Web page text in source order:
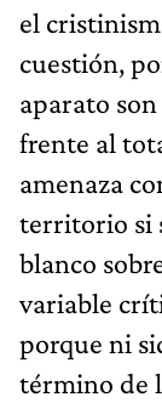
el
cuestión,
aparato
frente al
amenaza
territorio si
blanco
variable
porque ni
término de